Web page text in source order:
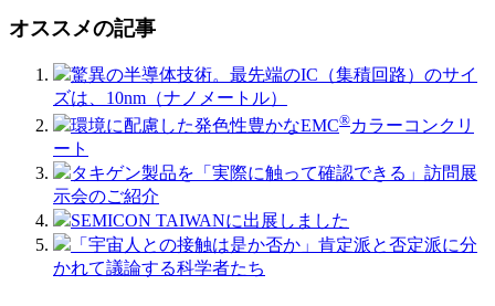
オススメの記事
驚異の半導体技術。最先端のIC（集積回路）のサイ
ズは、10nm（ナノメートル）
環境に配慮した発色性豊かなEMC®​カラーコンクリ
ート
タキゲン製品を「実際に触って確認できる」訪問展
示会のご紹介
SEMICON TAIWANに出展しました
「宇宙人との接触は是か否か」肯定派と否定派に分
かれて議論する科学者たち